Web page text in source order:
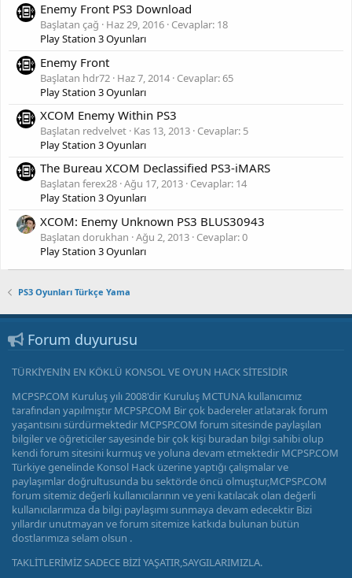
Enemy Front PS3 Download
Başlatan çağ Haz 29, 2016 Cevaplar: 18
Play Station 3 Oyunları
Enemy Front
Başlatan hdr72 Haz 7, 2014 Cevaplar: 65
Play Station 3 Oyunları
XCOM Enemy Within PS3
Başlatan redvelvet Kas 13, 2013 Cevaplar: 5
Play Station 3 Oyunları
The Bureau XCOM Declassified PS3-iMARS
Başlatan ferex28 Ağu 17, 2013 Cevaplar: 14
Play Station 3 Oyunları
XCOM: Enemy Unknown PS3 BLUS30943
Başlatan dorukhan Ağu 2, 2013 Cevaplar: 0
Play Station 3 Oyunları
PS3 Oyunları Türkçe Yama
Forum duyurusu
TÜRKİYENİN EN KÖKLÜ KONSOL VE OYUN HACK SİTESİDİR
MCPSP.COM Kuruluş yılı 2008'dir Kuruluş MCTUNA kullanıcımız
tarafından yapılmıştır MCPSP.COM Bir çok badereler atlatarak forum
yaşantısını sürdürmektedir MCPSP.COM forum sitesinde paylaşılan
bilgiler ve öğreticiler sayesinde bir çok kişi buradan bilgi sahibi olup
kendi forum sitesini kurmuş ve yoluna devam etmektedir MCPSP.COM
Türkiye genelinde Konsol Hack üzerine yaptığı çalışmalar ve
paylaşımlar doğrultusunda bu sektörde öncü olmuştur,MCPSP.COM
forum sitemiz değerli kullanıcılarının ve yeni katılacak olan değerli
kullanıcılarımıza da bilgi paylaşımı sunmaya devam edecektir Bizi
yıllardır unutmayan ve forum sitemize katkıda bulunan bütün
dostlarımıza selam olsun .
TAKLİTLERİMİZ SADECE BİZİ YAŞATIR,SAYGILARIMIZLA.